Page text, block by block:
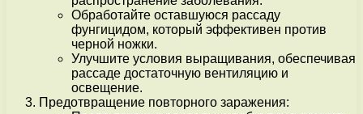
Обработайте оставшуюся рассаду
фунгицидом, который эффективен против
черной ножки.
Улучшите условия выращивания, обеспечивая
рассаде достаточную вентиляцию и
освещение.
Предотвращение повторного заражения: